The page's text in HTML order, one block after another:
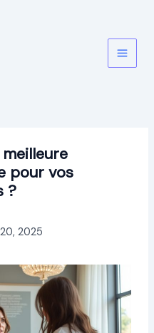
pour vos
?
2025